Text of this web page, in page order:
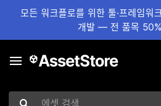
모든 워크플로를 위한 툴·프레임워
개발 — 전 품목